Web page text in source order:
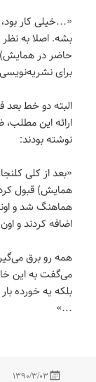
«…خیلی کار بود،
بشه. اصلا به
حاضر در همایش)
برای
البته دو خط بعد
ارائه این
نوشته بودند:
«بعد از کلی
همایش) قبول
هماهنگ شد و
اضافه کردند و
همه رو برق
می‌گفت به این
بلکه یه خورده
…»
در
۱۳۹۰/۳/۰۳